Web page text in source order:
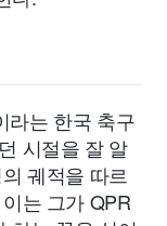
라는 한국 축구
시절을 잘 알
궤적을 따르
는 그가 QPR